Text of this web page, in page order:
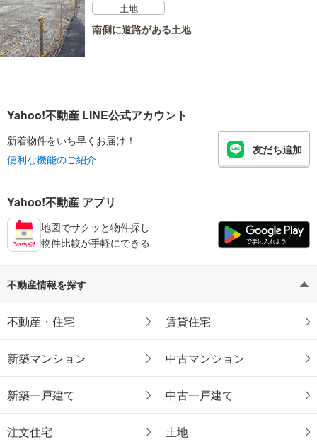
土地
南側に道路がある土地
Yahoo!不動産 LINE公式アカウント
新着物件をいち早くお届け！
便利な機能のご紹介
友だち追加
Yahoo!不動産 アプリ
地図でサクッと物件探し
物件比較が手軽にできる
不動産情報を探す
不動産・住宅 賃貸住宅
新築マンション 中古マンション
新築一戸建て 中古一戸建て
注文住宅 土地